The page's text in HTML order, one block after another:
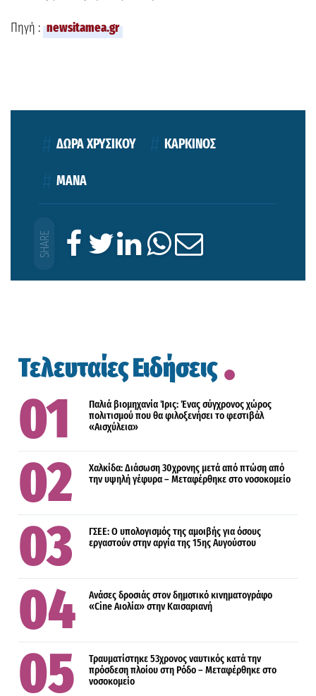
Πηγή : newsitamea.gr
ΔΩΡΑ ΧΡΥΣΙΚΟΥ ΚΑΡΚΙΝΟΣ
ΜΑΝΑ
Τελευταίες Ειδήσεις
Παλιά βιομηχανία Ίρις: Ένας σύγχρονος χώρος
πολιτισμού που θα φιλοξενήσει το φεστιβάλ
«Αισχύλεια»
Χαλκίδα: Διάσωση 30χρονης μετά από πτώση από
την υψηλή γέφυρα – Μεταφέρθηκε στο νοσοκομείο
ΓΣΕΕ: Ο υπολογισμός της αμοιβής για όσους
εργαστούν στην αργία της 15ης Αυγούστου
Ανάσες δροσιάς στον δημοτικό κινηματογράφο
«Cine Αιολία» στην Καισαριανή
Τραυματίστηκε 53χρονος ναυτικός κατά την
πρόσδεση πλοίου στη Ρόδο – Μεταφέρθηκε στο
νοσοκομείο